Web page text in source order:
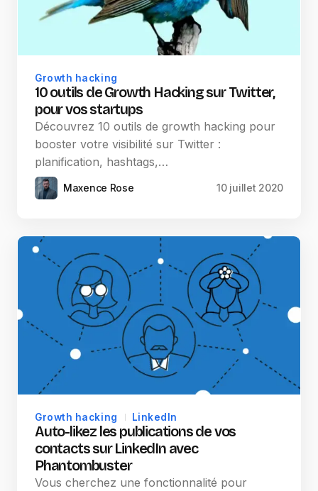
Growth hacking
10 outils de Growth Hacking sur Twitter,
pour vos startups
Découvrez 10 outils de growth hacking pour
booster votre visibilité sur Twitter :
planification, hashtags,…
Maxence Rose 10 juillet 2020
Growth hacking LinkedIn
Auto-likez les publications de vos
contacts sur LinkedIn avec
Phantombuster
Vous cherchez une fonctionnalité pour